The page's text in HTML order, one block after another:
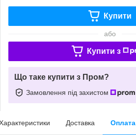
Купити
або
Купити з
Що таке купити з Пром?
Замовлення під захистом
Доставка Оплата